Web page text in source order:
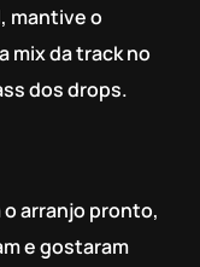
mantive o
mix da track no
dos drops.
arranjo pronto,
e gostaram